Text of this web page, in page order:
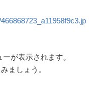
が表示されます。
ましょう。